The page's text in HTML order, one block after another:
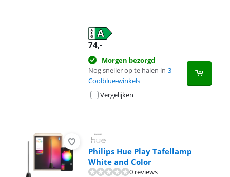
74,-
Morgen bezorgd
Nog sneller op te halen in 3
Coolblue-winkels
Vergelijken
Philips Hue Play Tafellamp
White and Color
0 reviews